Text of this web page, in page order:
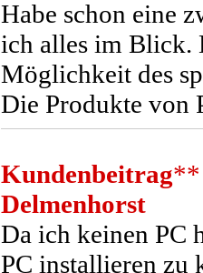
Habe schon eine
ich alles im Blick.
Möglichkeit des
Die Produkte von
Kundenbeitrag**
Delmenhorst
Da ich keinen PC
PC installieren zu